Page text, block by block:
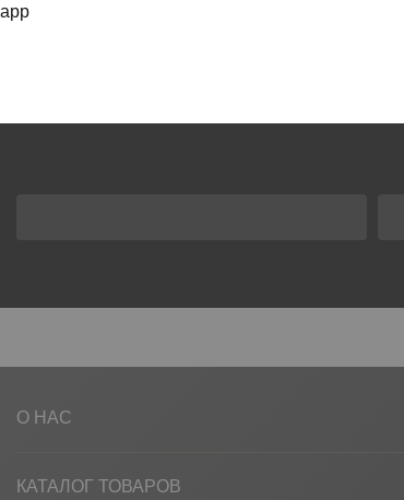
app
О НАС
КАТАЛОГ ТОВАРОВ